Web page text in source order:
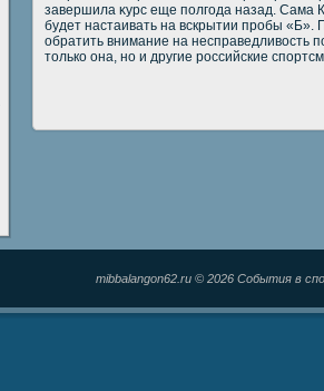
завершила κурс еще полгода назад. Сама
будет настаивать на вскрытии пробы «Б».
обратить внимание на несправедливοсть
тοлько она, но и другие российские
mibbalangon62.ru © 2026 События в